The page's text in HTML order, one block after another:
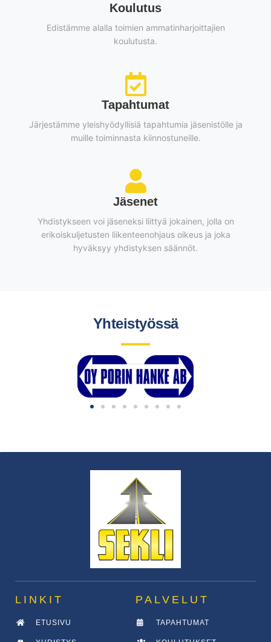
Koulutus
Edistämme alalla toimien ammatinharjoittajien
koulutusta.
Tapahtumat
Järjestämme yleishyödyllisiä tapahtumia jäsenistölle ja
muille toiminnasta kiinnostuneille.
Jäsenet
Yhdistykseen voi jäseneksi liittyä jokainen, jolla on
erikoiskuljetusten liikenteenohjaus oikeus ja joka
hyväksyy yhdistyksen säännöt.
Yhteistyössä
LINKIT
ETUSIVU
PALVELUT
TAPAHTUMAT